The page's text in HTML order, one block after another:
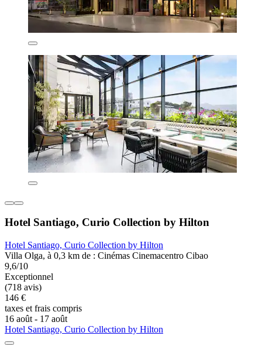
Hotel Santiago, Curio Collection by Hilton
Hotel Santiago, Curio Collection by Hilton
Villa Olga, à 0,3 km de : Cinémas Cinemacentro Cibao
9,6/10
Exceptionnel
(718 avis)
146 €
taxes et frais compris
16 août - 17 août
Hotel Santiago, Curio Collection by Hilton